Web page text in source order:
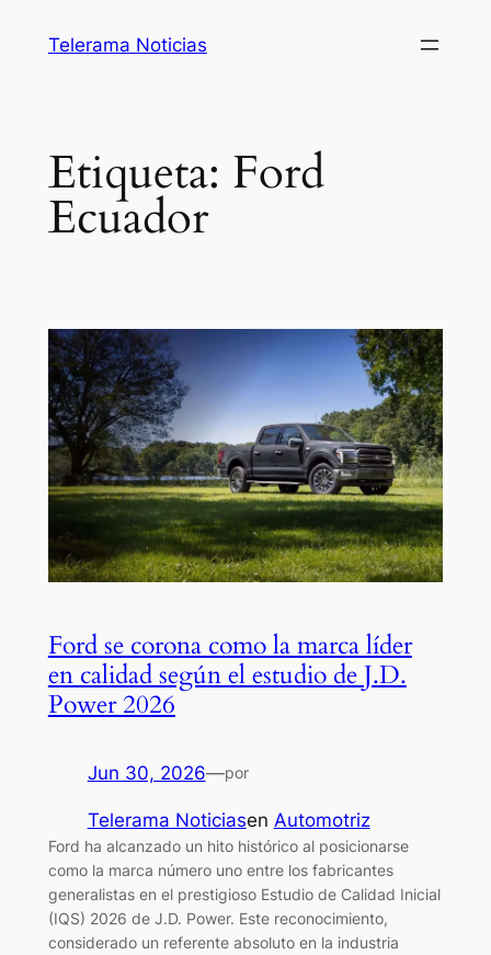
Telerama Noticias
Etiqueta: Ford
Ecuador
Ford se corona como la marca líder
en calidad según el estudio de J.D.
Power 2026
Jun 30, 2026—por
Telerama Noticiasen Automotriz
Ford ha alcanzado un hito histórico al posicionarse
como la marca número uno entre los fabricantes
generalistas en el prestigioso Estudio de Calidad Inicial
(IQS) 2026 de J.D. Power. Este reconocimiento,
considerado un referente absoluto en la industria